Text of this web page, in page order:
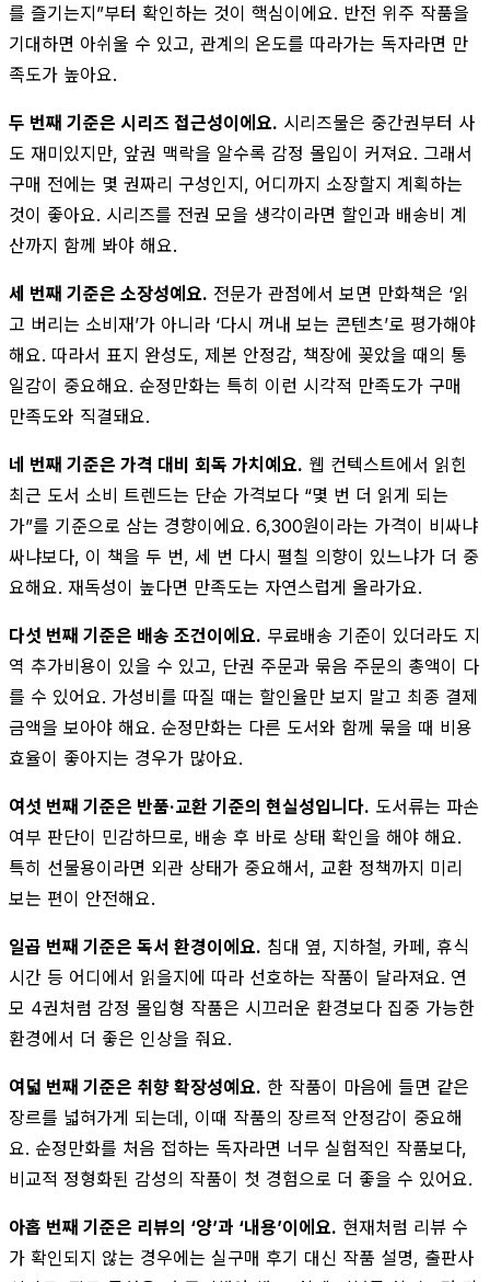
를 즐기는지”부터 확인하는 것이 핵심이에요. 반전 위주 작품을
기대하면 아쉬울 수 있고, 관계의 온도를 따라가는 독자라면 만
족도가 높아요.
두 번째 기준은 시리즈 접근성이에요. 시리즈물은 중간권부터 사
도 재미있지만, 앞권 맥락을 알수록 감정 몰입이 커져요. 그래서
구매 전에는 몇 권짜리 구성인지, 어디까지 소장할지 계획하는
것이 좋아요. 시리즈를 전권 모을 생각이라면 할인과 배송비 계
산까지 함께 봐야 해요.
세 번째 기준은 소장성예요. 전문가 관점에서 보면 만화책은 ‘읽
고 버리는 소비재’가 아니라 ‘다시 꺼내 보는 콘텐츠’로 평가해야
해요. 따라서 표지 완성도, 제본 안정감, 책장에 꽂았을 때의 통
일감이 중요해요. 순정만화는 특히 이런 시각적 만족도가 구매
만족도와 직결돼요.
네 번째 기준은 가격 대비 회독 가치예요. 웹 컨텍스트에서 읽힌
최근 도서 소비 트렌드는 단순 가격보다 “몇 번 더 읽게 되는
가”를 기준으로 삼는 경향이에요. 6,300원이라는 가격이 비싸냐
싸냐보다, 이 책을 두 번, 세 번 다시 펼칠 의향이 있느냐가 더 중
요해요. 재독성이 높다면 만족도는 자연스럽게 올라가요.
다섯 번째 기준은 배송 조건이에요. 무료배송 기준이 있더라도 지
역 추가비용이 있을 수 있고, 단권 주문과 묶음 주문의 총액이 다
를 수 있어요. 가성비를 따질 때는 할인율만 보지 말고 최종 결제
금액을 보아야 해요. 순정만화는 다른 도서와 함께 묶을 때 비용
효율이 좋아지는 경우가 많아요.
여섯 번째 기준은 반품·교환 기준의 현실성입니다. 도서류는 파손
여부 판단이 민감하므로, 배송 후 바로 상태 확인을 해야 해요.
특히 선물용이라면 외관 상태가 중요해서, 교환 정책까지 미리
보는 편이 안전해요.
일곱 번째 기준은 독서 환경이에요. 침대 옆, 지하철, 카페, 휴식
시간 등 어디에서 읽을지에 따라 선호하는 작품이 달라져요. 연
모 4권처럼 감정 몰입형 작품은 시끄러운 환경보다 집중 가능한
환경에서 더 좋은 인상을 줘요.
여덟 번째 기준은 취향 확장성예요. 한 작품이 마음에 들면 같은
장르를 넓혀가게 되는데, 이때 작품의 장르적 안정감이 중요해
요. 순정만화를 처음 접하는 독자라면 너무 실험적인 작품보다,
비교적 정형화된 감성의 작품이 첫 경험으로 더 좋을 수 있어요.
아홉 번째 기준은 리뷰의 ‘양’과 ‘내용’이에요. 현재처럼 리뷰 수
가 확인되지 않는 경우에는 실구매 후기 대신 작품 설명, 출판사